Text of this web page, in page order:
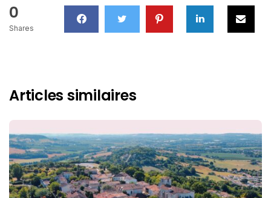
0
Shares
Articles similaires